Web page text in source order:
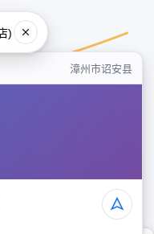
漳州市诏安县